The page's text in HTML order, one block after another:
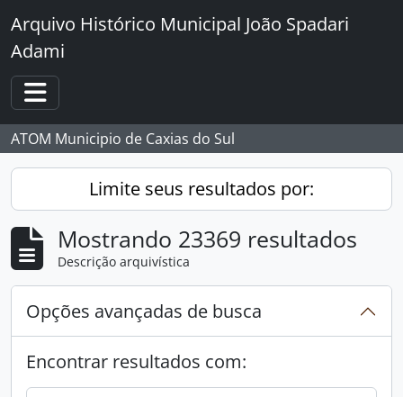
Skip to main content
Arquivo Histórico Municipal João Spadari
Adami
Toggle navigation
ATOM Municipio de Caxias do Sul
Limite seus resultados por:
Mostrando 23369 resultados
Descrição arquivística
Opções avançadas de busca
Encontrar resultados com: